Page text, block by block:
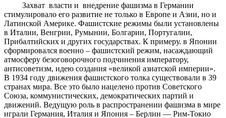
Захват власти и внедрение фашизма в Германии
стимулировало его развитие не только в Европе и Азии, но и
Латинской Америке. Фашистские режимы были установлены
в Италии, Венгрии, Румынии, Болгарии, Португалии,
Прибалтийских и других государствах. К примеру. в Японии
сформировался военно – фашистский режим, насаждающий
атмосферу безоговорочного подчинения императору,
антисоветизм, идею создания «великой азиатской империи».
В 1934 году движения фашистского толка существовали в 39
странах мира. Все это было нацелено против Советского
Союза, коммунистических, демократических партий и
движений. Ведущую роль в распространении фашизма в мире
играли Германия, Италия и Япония – Берлин — Рим-Токио